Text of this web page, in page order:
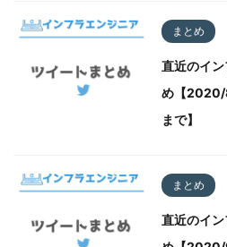
まとめ
直近のイ
め【
まで】
まとめ
直近のイ